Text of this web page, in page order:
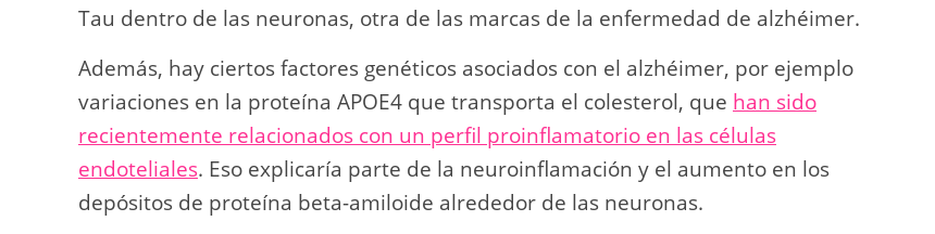
Tau dentro de las neuronas, otra de las marcas de la enfermedad de alzhéimer.
Además, hay ciertos factores genéticos asociados con el alzhéimer, por ejemplo
variaciones en la proteína APOE4 que transporta el colesterol, que han sido
recientemente relacionados con un perfil proinflamatorio en las células
endoteliales. Eso explicaría parte de la neuroinflamación y el aumento en los
depósitos de proteína beta-amiloide alrededor de las neuronas.